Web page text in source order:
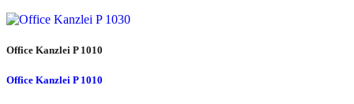
Office Kanzlei P 1010
Office Kanzlei P 1010